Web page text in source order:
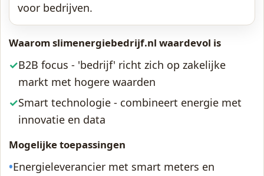
voor bedrijven.
Waarom slimenergiebedrijf.nl waardevol is
✓B2B focus - 'bedrijf' richt zich op zakelijke
markt met hogere waarden
✓Smart technologie - combineert energie met
innovatie en data
Mogelijke toepassingen
•Energieleverancier met smart meters en